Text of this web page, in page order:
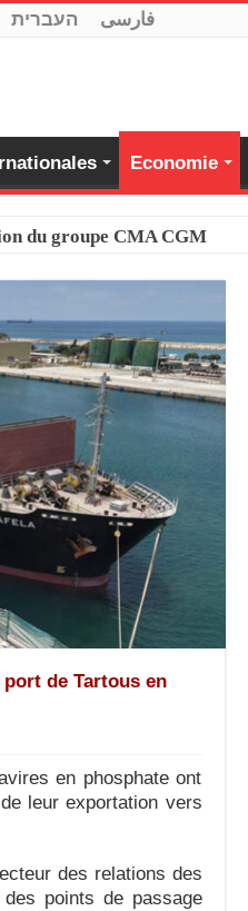
העברית فارسی
Economie
du groupe CMA CGM
de Tartous en
en phosphate ont
leur exportation vers
des relations des
points de passage